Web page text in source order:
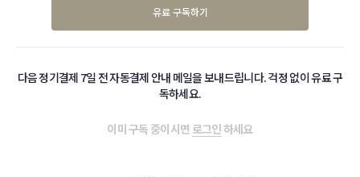
유료 구독하기
다음 정기결제 7일 전 자동결제 안내 메일을 보내드립니다. 걱정 없이 유료 구
독하세요.
이미 구독 중이시면 로그인하세요